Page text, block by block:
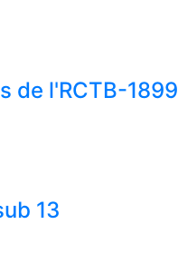
de l'RCTB-1899
13